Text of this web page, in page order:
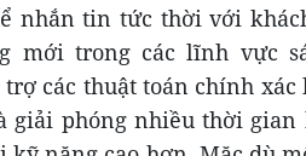
nhắn tin tức thời với
mới trong các lĩnh vực
các thuật toán chính xác
giải phóng nhiều thời